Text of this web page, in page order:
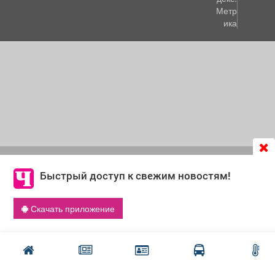
Быстрый доступ к свежим новостям!
Скачать приложение
согласие на обработку файлов cookie, которые
обеспечивают корректную работу сайта и сбора
информации для улучшения качества сервисов.
Что такое cookie